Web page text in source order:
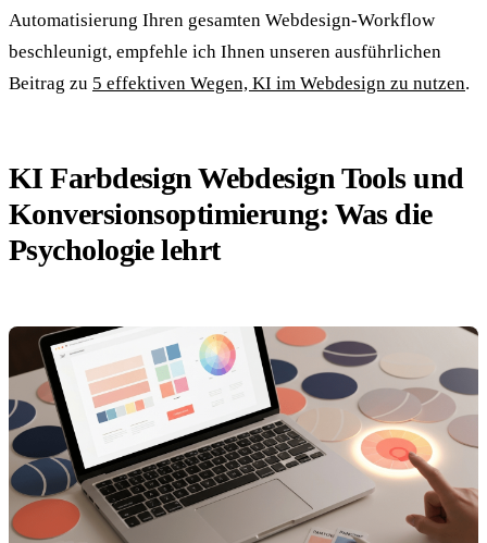
Automatisierung Ihren gesamten Webdesign-Workflow
beschleunigt, empfehle ich Ihnen unseren ausführlichen
Beitrag zu 5 effektiven Wegen, KI im Webdesign zu nutzen.
KI Farbdesign Webdesign Tools und
Konversionsoptimierung: Was die
Psychologie lehrt